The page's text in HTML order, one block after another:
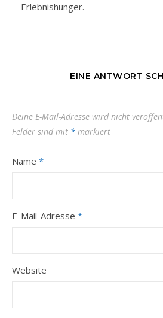
Erlebnishunger.
EINE ANTWORT
Deine E-Mail-Adresse wird nicht
Felder sind mit * markiert
Name *
E-Mail-Adresse *
Website